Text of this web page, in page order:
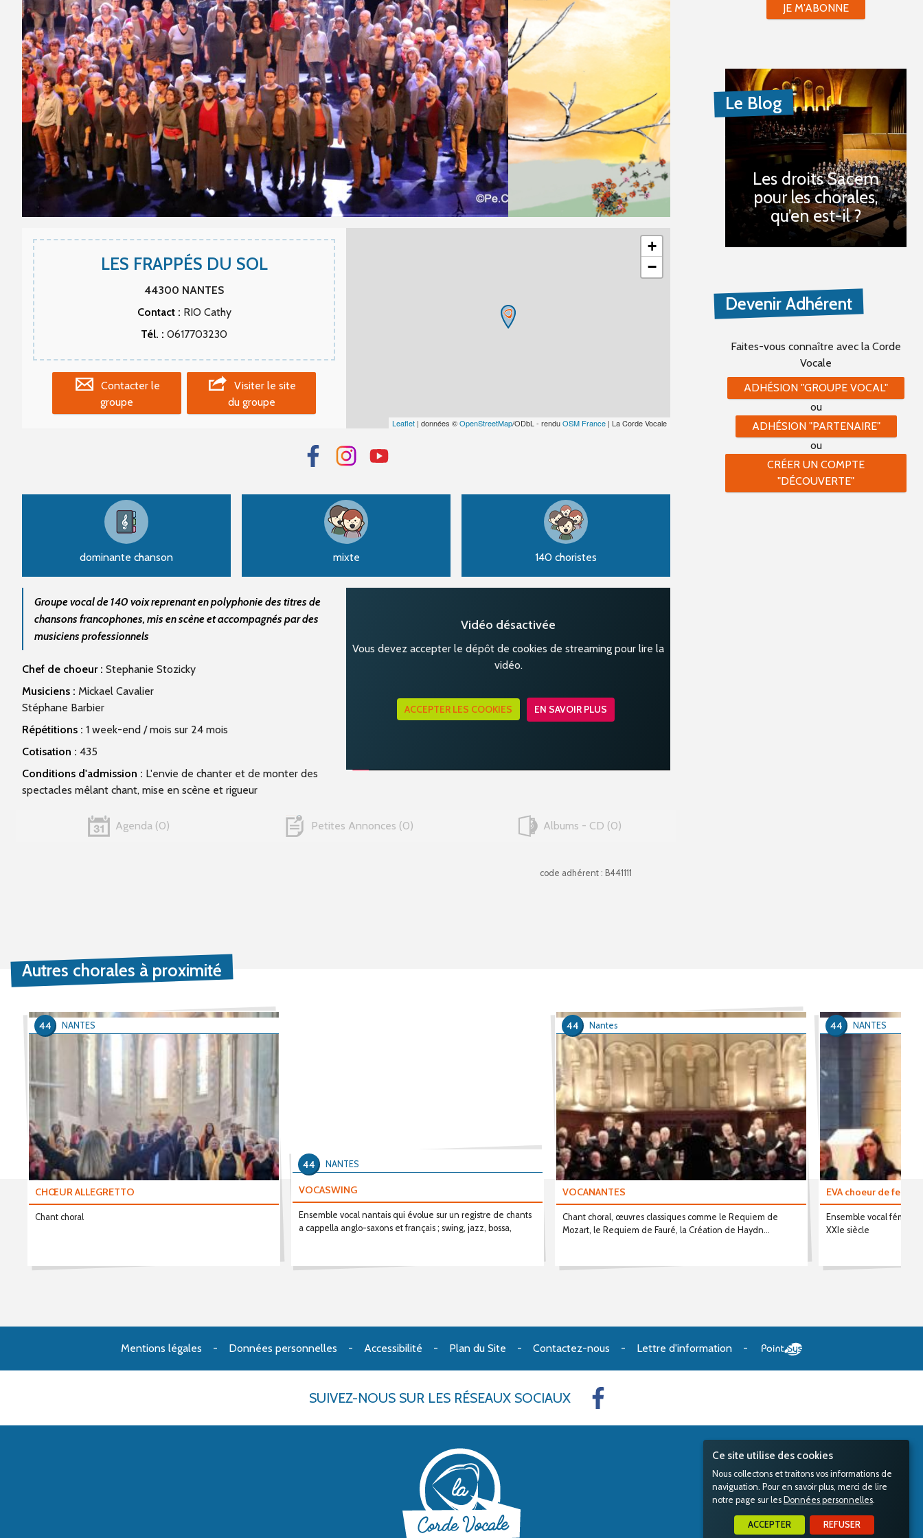
Ce site utilise des cookies
Nous collectons et traitons vos informations de
naviguation. Pour en savoir plus, merci de lire
notre page sur les Données personnelles.
ACCEPTER REFUSER
LES FRAPPÉS DU SOL
44300 NANTES
Contact : RIO Cathy
Tél. : 0617703230
Contacter le
groupe
Visiter le site
du groupe
+
−
Leaflet | données ©OpenStreetMap/ODbL - renduOSM France | La Corde Vocale
dominante chanson mixte 140 choristes
Vidéo désactivée
Vous devez accepter le dépôt de cookies de streaming pour lire la
vidéo.
ACCEPTER LES COOKIES EN SAVOIR PLUS
Groupe vocal de 140 voix reprenant en polyphonie des titres de
chansons francophones, mis en scène et accompagnés par des
musiciens professionnels
Chef de choeur : Stephanie Stozicky
Musiciens : Mickael Cavalier
Stéphane Barbier
Répétitions : 1 week-end / mois sur 24 mois
Cotisation : 435
Conditions d'admission : L'envie de chanter et de monter des
spectacles mêlant chant, mise en scène et rigueur
Agenda 0 Petites Annonces 0 Albums - CD 0
code adhérent : B441111
JE M'ABONNE
Le Blog
Les droits Sacem
pour les chorales,
qu’en est-il ?
Devenir Adhérent
Faites-vous connaître avec la Corde
Vocale
ADHÉSION "GROUPE VOCAL"
ou
ADHÉSION "PARTENAIRE"
ou
CRÉER UN COMPTE
"DÉCOUVERTE"
Autres chorales à proximité
CHŒUR ALLEGRETTO
Chant choral
NANTES
44
VOCASWING
Ensemble vocal nantais qui évolue sur un registre de chants
a cappella anglo-saxons et français ; swing, jazz, bossa,
NANTES
44
VOCANANTES
Chant choral, œuvres classiques comme le Requiem de
Mozart, le Requiem de Fauré, la Création de Haydn...
Nantes
44
EVA choeur de
Ensemble vocal
XXIe siècle
NANTES
44
Mentions légales Données personnelles Accessibilité Plan du Site Contactez-nous Lettre d'information
SUIVEZ-NOUS SUR LES RÉSEAUX SOCIAUX